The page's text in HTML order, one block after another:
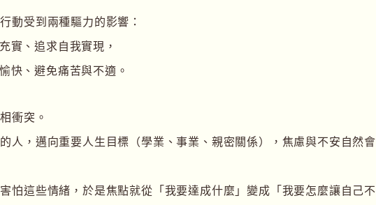
動受到兩種驅力的影響：
實、追求自我實現，
快、避免痛苦與不適。
衝突。
人，邁向重要人生目標（學業、事業、親密關係），焦慮與不安自然會
怕這些情緒，於是焦點就從「我要達成什麼」變成「我要怎麼讓自己不